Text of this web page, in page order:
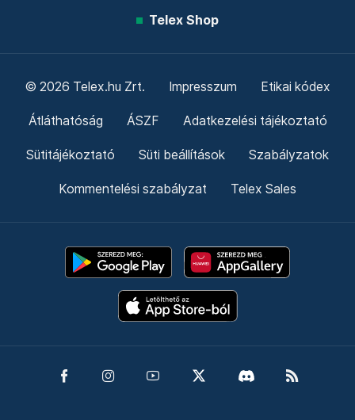
Telex Shop
© 2026 Telex.hu Zrt. Impresszum Etikai kódex
Átláthatóság ÁSZF Adatkezelési tájékoztató
Sütitájékoztató Süti beállítások Szabályzatok
Kommentelési szabályzat Telex Sales